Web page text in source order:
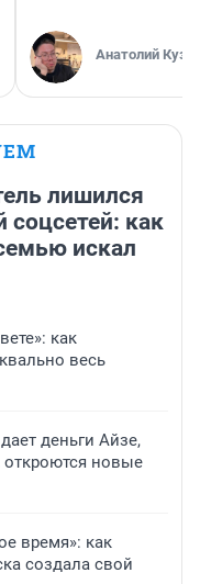
Анатолий
лишился
соцсетей: как
искал
как
весь
деньги Айзе,
откроются новые
время»: как
создала свой